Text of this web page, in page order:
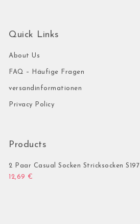
Quick Links
About Us
FAQ – Häufige Fragen
versandinformationen
Privacy Policy
Products
2 Paar Casual Socken Stricksocken S197
12,69 €